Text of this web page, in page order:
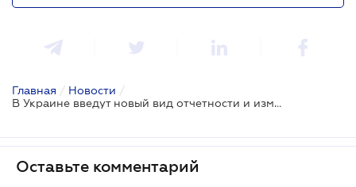
Главная / Новости /
В Украине введут новый вид отчетности и изменят критерии для определения категории предприятий - правительственный проект
Оставьте комментарий